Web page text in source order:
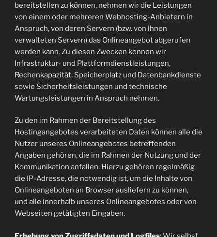
bereitstellen zu können, nehmen wir die Leistungen
von einem oder mehreren Webhosting-Anbietern in
Anspruch, von deren Servern (bzw. von ihnen
verwalteten Servern) das Onlineangebot abgerufen
werden kann. Zu diesen Zwecken können wir
Infrastruktur- und Plattformdienstleistungen,
Rechenkapazität, Speicherplatz und Datenbankdienste
sowie Sicherheitsleistungen und technische
Wartungsleistungen in Anspruch nehmen.
Zu den im Rahmen der Bereitstellung des
Hostingangebotes verarbeiteten Daten können alle die
Nutzer unseres Onlineangebotes betreffenden
Angaben gehören, die im Rahmen der Nutzung und der
Kommunikation anfallen. Hierzu gehören regelmäßig
die IP-Adresse, die notwendig ist, um die Inhalte von
Onlineangeboten an Browser ausliefern zu können,
und alle innerhalb unseres Onlineangebotes oder von
Webseiten getätigten Eingaben.